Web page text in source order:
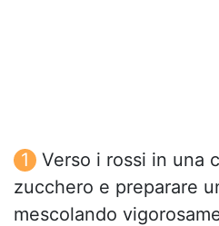
Verso i rossi in una
zucchero e preparare
mescolando